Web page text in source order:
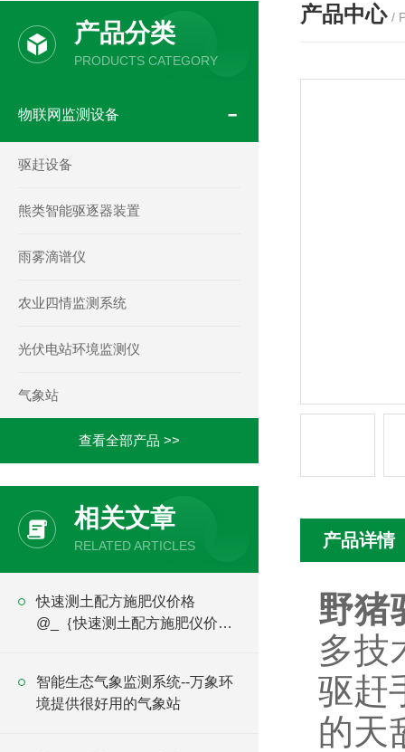
产品分类
PRODUCTS CATEGORY
物联网监测设备
驱赶设备
熊类智能驱逐器装置
雨雾滴谱仪
农业四情监测系统
光伏电站环境监测仪
气象站
查看全部产品 >>
相关文章
RELATED ARTICLES
快速测土配方施肥仪价格
@_｛快速测土配方施肥仪价
智能生态气象监测系统--万象环
境提供很好用的气象站
产品中心 /
产品详情
野猪
多技
驱赶
的天